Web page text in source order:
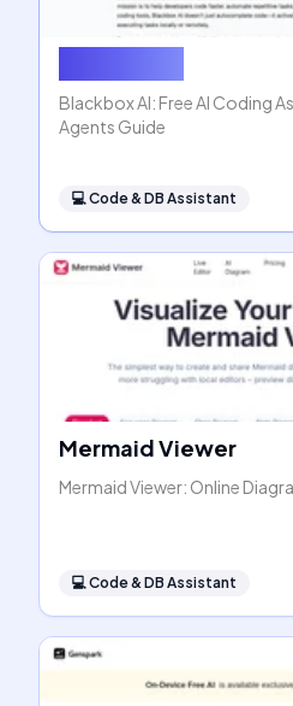
Blackbox AI: Free AI Coding
Agents Guide
💻Code & DB Assistant
Mermaid Viewer
Mermaid Viewer: Online
💻Code & DB Assistant